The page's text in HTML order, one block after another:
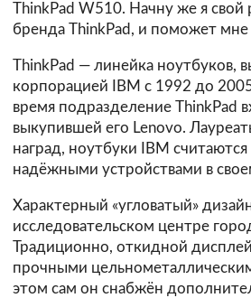
ThinkPad W510. Начну же я свой
бренда ThinkPad, и поможет мне
ThinkPad — линейка ноутбуков,
корпорацией IBM с 1992 до
время подразделение ThinkPad
выкупившей его Lenovo.
наград, ноутбуки IBM
надёжными устройствами в
Характерный «угловатый»
исследовательском центре
Традиционно, откидной
прочными
этом сам он снабжён